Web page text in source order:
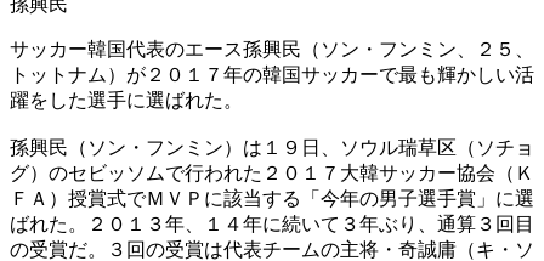
サッカー韓国代表のエース孫興民（ソン・フンミン、２５、
トットナム）が２０１７年の韓国サッカーで最も輝かしい活
躍をした選手に選ばれた。
孫興民（ソン・フンミン）は１９日、ソウル瑞草区（ソチョ
グ）のセビッソムで行われた２０１７大韓サッカー協会（Ｋ
ＦＡ）授賞式でＭＶＰに該当する「今年の男子選手賞」に選
ばれた。２０１３年、１４年に続いて３年ぶり、通算３回目
の受賞だ。３回の受賞は代表チームの主将・奇誠庸（キ・ソ